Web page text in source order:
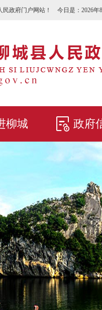
民政府门户网站！ 今日是： 2026
柳城 政府